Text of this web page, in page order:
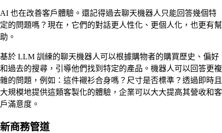
AI 也在改善客戶體驗。還記得過去聊天機器人只能回答幾個特
定的問題嗎？現在，它們的對話更人性化、更個人化，也更有幫
助。
基於 LLM 訓練的聊天機器人可以根據購物者的購買歷史、偏好
和過去的搜尋，引導他們找到特定的產品。機器人可以回答更複
雜的問題，例如：這件襯衫合身嗎？尺寸是否標準？透過即時且
大規模地提供這類客製化的體驗，企業可以大大提高其營收和客
戶滿意度。
新商務管道